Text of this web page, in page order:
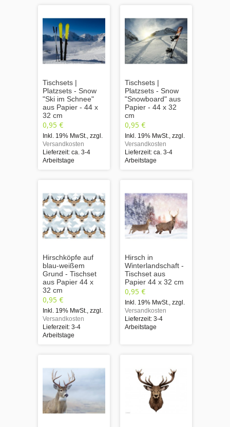
Tischsets |
Platzsets - Snow
"Ski im Schnee"
aus Papier - 44 x
32 cm
0,95 €
Inkl. 19% MwSt. zzgl.
Versandkosten
Lieferzeit: ca. 3-4
Arbeitstage
Tischsets |
Platzsets - Snow
"Snowboard" aus
Papier - 44 x 32
cm
0,95 €
Inkl. 19% MwSt. zzgl.
Versandkosten
Lieferzeit: ca. 3-4
Arbeitstage
Hirschköpfe auf
blau-weißem
Grund - Tischset
aus Papier 44 x
32 cm
0,95 €
Inkl. 19% MwSt. zzgl.
Versandkosten
Lieferzeit: 3-4
Arbeitstage
Hirsch in
Winterlandschaft -
Tischset aus
Papier 44 x 32 cm
0,95 €
Inkl. 19% MwSt. zzgl.
Versandkosten
Lieferzeit: 3-4
Arbeitstage